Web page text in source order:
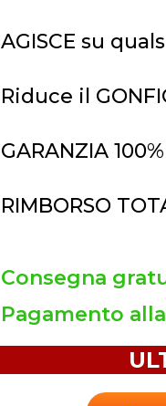
AGISCE su
Riduce il
GARANZIA
RIMBORSO
Consegna
Pagamento